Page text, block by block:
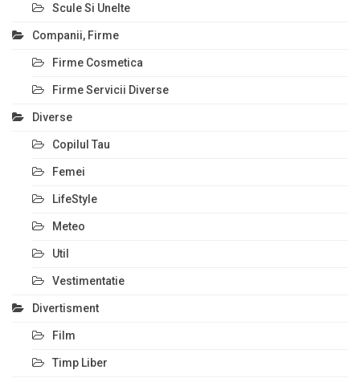
Scule Si Unelte
Companii, Firme
Firme Cosmetica
Firme Servicii Diverse
Diverse
Copilul Tau
Femei
LifeStyle
Meteo
Util
Vestimentatie
Divertisment
Film
Timp Liber